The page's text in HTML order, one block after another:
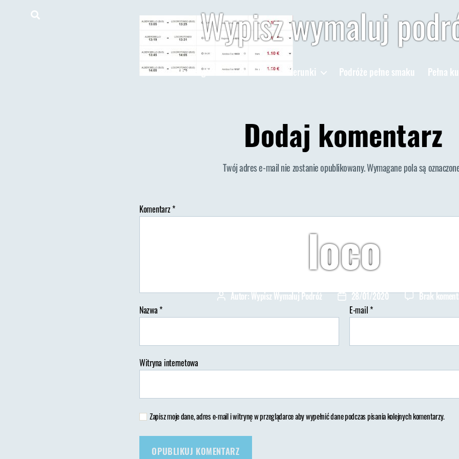
Wypisz wymaluj
Strona główna Poradniki Kierunki Podróże pełne smaku Pełna
loco
AutorAutor:Wypisz Wymaluj Podróż
Data
wpisu
28/01/2020 Brak
Dodaj komentarz
Twój adres e-mail nie zostanie opublikowany.Wymagane pola są
Komentarz*
Nazwa* E-mail*
Witryna internetowa
Zapisz moje dane, adres e-mail i witrynę w przeglądarce aby wypełnić dane podczas pisania kolejnych komentarzy.